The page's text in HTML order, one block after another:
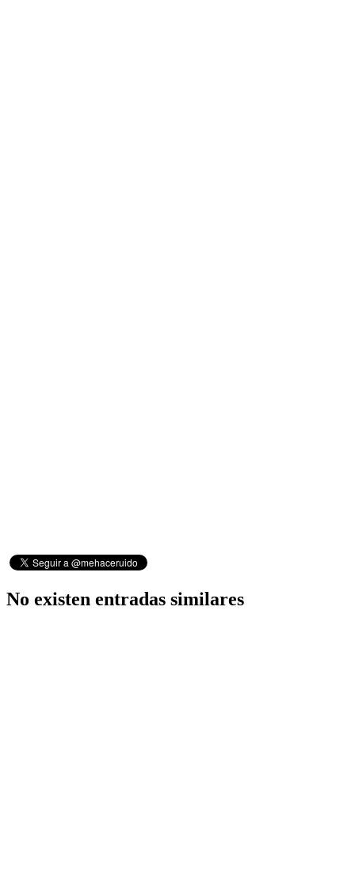
No existen entradas similares